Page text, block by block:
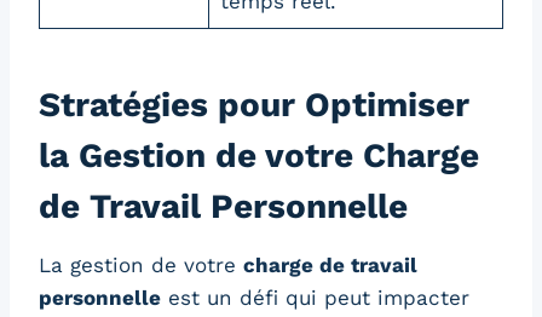
Stratégies pour Optimiser
la Gestion de votre Charge
de Travail Personnelle
La gestion de votre charge de travail
personnelle est un défi qui peut impacter